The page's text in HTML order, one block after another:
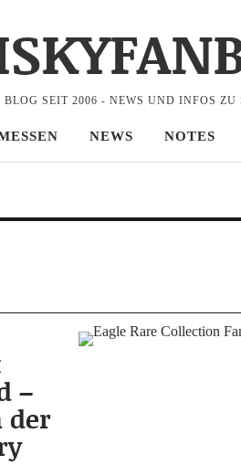
SEIT 2006 - NEWS UND INFOS
NEWS NOTES
–
der